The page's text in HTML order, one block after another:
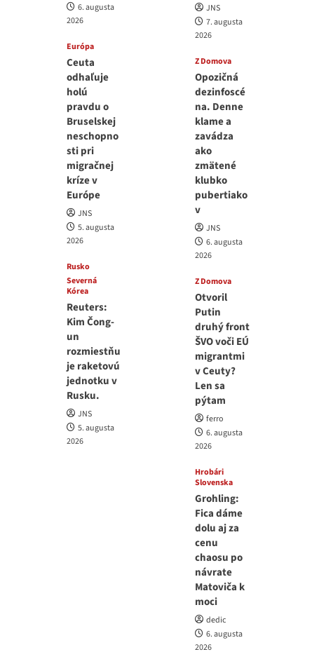
6. augusta
2026
Európa
Ceuta
odhaľuje
holú
pravdu o
Bruselskej
neschopno
sti pri
migračnej
kríze v
Európe
JNS
5. augusta
2026
Rusko
Severná
Kórea
Reuters:
Kim Čong-
un
rozmiestňu
je raketovú
jednotku v
Rusku.
JNS
5. augusta
2026
JNS
7. augusta
2026
Z Domova
Opozičná
dezinfoscé
na. Denne
klame a
zavádza
ako
zmätené
klubko
pubertiako
v
JNS
6. augusta
2026
Z Domova
Otvoril
Putin
druhý front
ŠVO voči EÚ
migrantmi
v Ceuty?
Len sa
pýtam
ferro
6. augusta
2026
Hrobári
Slovenska
Grohling:
Fica dáme
dolu aj za
cenu
chaosu po
návrate
Matoviča k
moci
dedic
6. augusta
2026